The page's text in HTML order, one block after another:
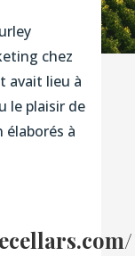
chez
avait lieu à
le plaisir de
élaborés à